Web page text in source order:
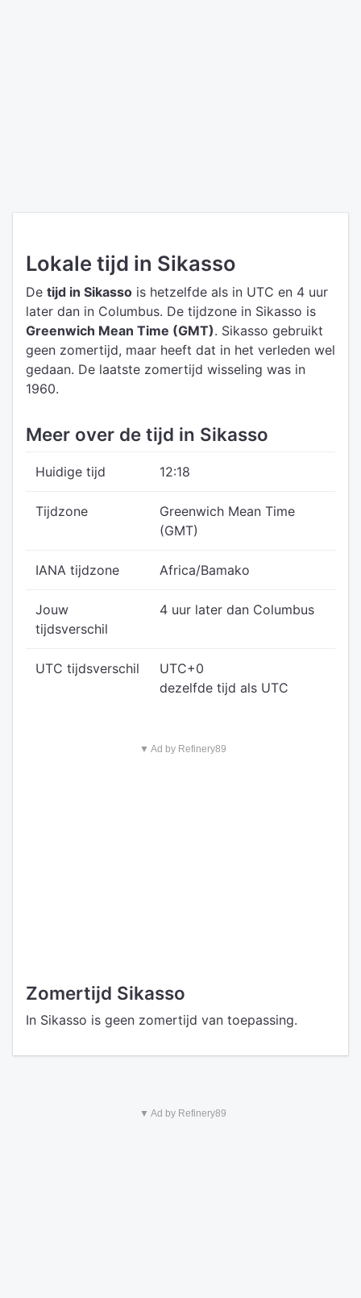
Lokale tijd in Sikasso
De tijd in Sikasso is hetzelfde als in UTC en 4 uur
later dan in Columbus. De tijdzone in Sikasso is
Greenwich Mean Time (GMT). Sikasso gebruikt
geen zomertijd, maar heeft dat in het verleden wel
gedaan. De laatste zomertijd wisseling was in
1960.
Meer over de tijd in Sikasso
Huidige tijd 12:18
Tijdzone
Greenwich Mean Time
(GMT)
IANA tijdzone Africa/Bamako
Jouw
tijdsverschil
4 uur later dan Columbus
UTC tijdsverschil
UTC+0
dezelfde tijd als UTC
▼ Ad by Refinery89
Zomertijd Sikasso
In Sikasso is geen zomertijd van toepassing.
▼ Ad by Refinery89